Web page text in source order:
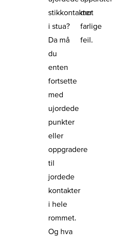
stikkontakter
i stua?
Da må
du
enten
fortsette
med
ujordede
punkter
eller
oppgradere
til
jordede
kontakter
i hele
rommet.
Og hva
mot
farlige
feil.